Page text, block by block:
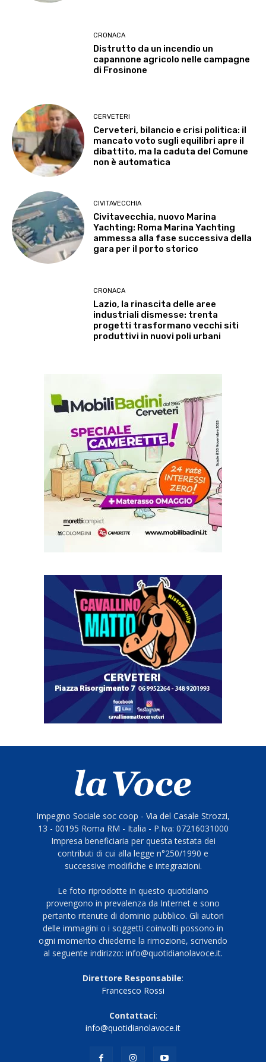
CRONACA
Distrutto da un incendio un
capannone agricolo nelle campagne
di Frosinone
CERVETERI
Cerveteri, bilancio e crisi politica: il
mancato voto sugli equilibri apre il
dibattito, ma la caduta del Comune
non è automatica
CIVITAVECCHIA
Civitavecchia, nuovo Marina
Yachting: Roma Marina Yachting
ammessa alla fase successiva della
gara per il porto storico
CRONACA
Lazio, la rinascita delle aree
industriali dismesse: trenta
progetti trasformano vecchi siti
produttivi in nuovi poli urbani
Impegno Sociale soc coop - Via del Casale Strozzi,
13 - 00195 Roma RM - Italia - P.Iva: 07216031000
Impresa beneficiaria per questa testata dei
contributi di cui alla legge n°250/1990 e
successive modifiche e integrazioni.
Le foto riprodotte in questo quotidiano
provengono in prevalenza da Internet e sono
pertanto ritenute di dominio pubblico. Gli autori
delle immagini o i soggetti coinvolti possono in
ogni momento chiederne la rimozione, scrivendo
al seguente indirizzo: info@quotidianolavoce.it.
Direttore Responsabile:
Francesco Rossi
Contattaci:
info@quotidianolavoce.it